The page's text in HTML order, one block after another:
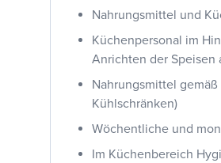
Nahrungsmittel und
Küchenpersonal im
Anrichten der Speisen
Nahrungsmittel
Kühlschränken)
Wöchentliche und
Im Küchenbereich